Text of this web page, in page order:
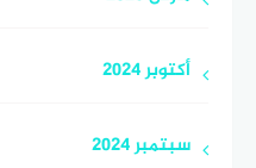
أكتوبر 2024
سبتمبر 2024